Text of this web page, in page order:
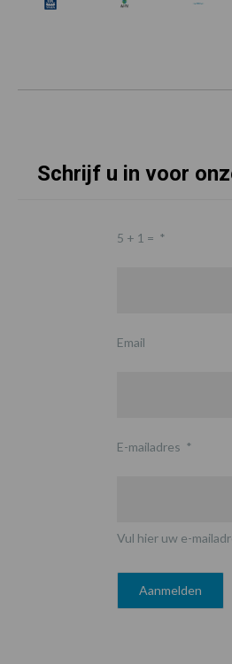
Schrijf u in voor
5 + 1 = *
Email
E-mailadres *
Vul hier uw e-